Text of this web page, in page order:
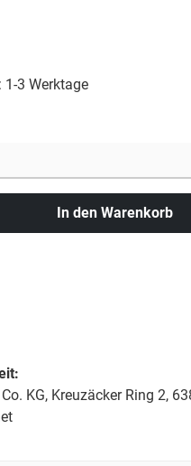
3 Werktage
In den Warenkorb
KG, Kreuzäcker Ring 2,